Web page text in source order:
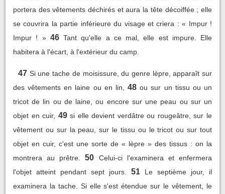
portera des vêtements déchirés et aura la tête décoiffée ; elle
se couvrira la partie inférieure du visage et criera : « Impur !
Impur ! » 46 Tant qu'elle a ce mal, elle est impure. Elle
habitera à l'écart, à l'extérieur du camp.
47 Si une tache de moisissure, du genre lèpre, apparaît sur
des vêtements en laine ou en lin,
48 ou sur un tissu ou un
tricot de lin ou de laine, ou encore sur une peau ou sur un
objet en cuir, 49 si elle devient verdâtre ou rougeâtre, sur le
vêtement ou sur la peau, sur le tissu ou le tricot ou sur tout
objet en cuir, c'est une sorte de « lèpre » des tissus : on la
montrera au prêtre.
50
Celui-ci l'examinera et enfermera
l'objet atteint pendant sept jours.
51
Le septième jour, il
examinera la tache. Si elle s'est étendue sur le vêtement, le